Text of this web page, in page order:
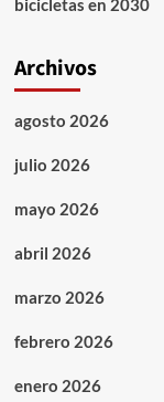
bicicletas en 2030
Archivos
agosto 2026
julio 2026
mayo 2026
abril 2026
marzo 2026
febrero 2026
enero 2026